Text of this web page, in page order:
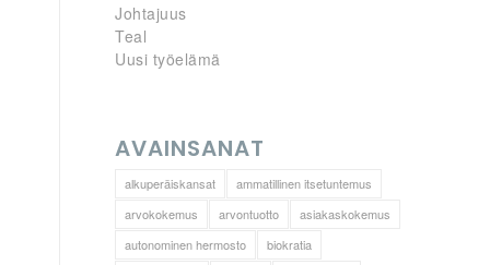
Johtajuus
Teal
Uusi työelämä
AVAINSANAT
alkuperäiskansat
ammatillinen itsetuntemus
arvokokemus
arvontuotto
asiakaskokemus
autonominen hermosto
biokratia